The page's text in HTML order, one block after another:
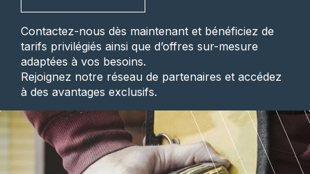
Contactez-nous dès maintenant et bénéficiez de
tarifs privilégiés ainsi que d’offres sur-mesure
adaptées à vos besoins.
Rejoignez notre réseau de partenaires et accédez
à des avantages exclusifs.